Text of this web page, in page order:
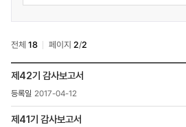
>
정기보고서
감사보고서
전체 18 페이지 2/2
투자정보
재무정보
>
정기보고서
제42기 감사보고서
2017-04-12
제41기 감사보고서